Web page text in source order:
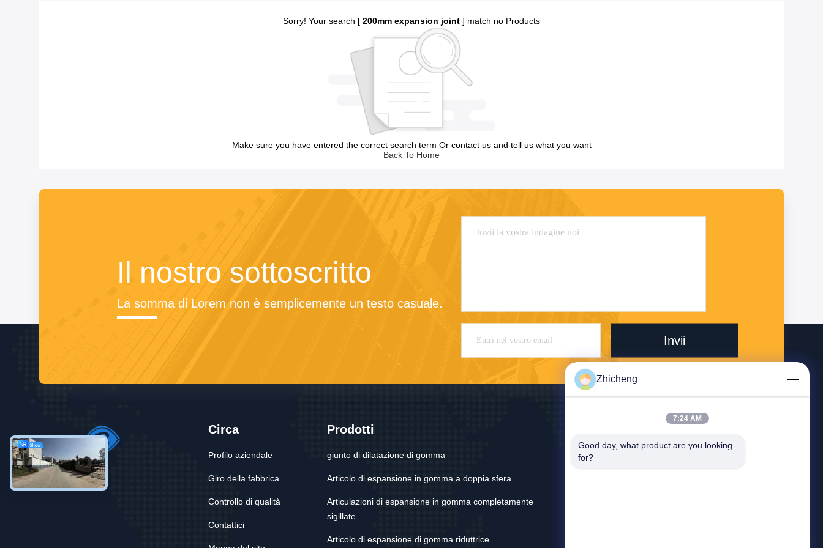
Sorry! Your search [ 200mm expansion joint ] match no Products
Make sure you have entered the correct search term Or contact us and tell us what you want
Back To Home
Il nostro sottoscritto
La somma di Lorem non è semplicemente un testo casuale.
Invii
Circa
Profilo aziendale
Giro della fabbrica
Controllo di qualità
Contattici
Prodotti
giunto di dilatazione di gomma
Articolo di espansione in gomma a doppia sfera
Articulazioni di espansione in gomma completamente
sigillate
Articolo di espansione di gomma riduttrice
315347056@qq.com
Zhicheng
7:24 AM
Good day, what product are you looking
for?